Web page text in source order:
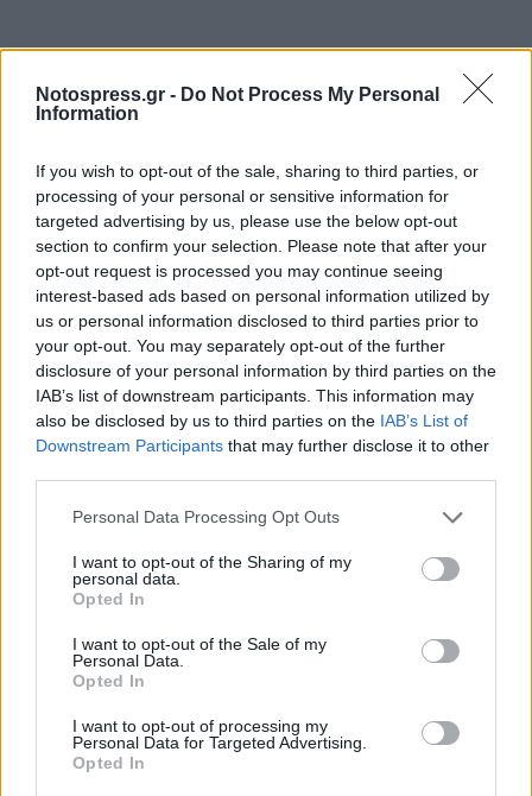
Notospress.gr - Do Not Process My Personal
Information
If you wish to opt-out of the sale, sharing to third parties, or
processing of your personal or sensitive information for
targeted advertising by us, please use the below opt-out
section to confirm your selection. Please note that after your
opt-out request is processed you may continue seeing
interest-based ads based on personal information utilized by
us or personal information disclosed to third parties prior to
your opt-out. You may separately opt-out of the further
disclosure of your personal information by third parties on the
IAB’s list of downstream participants. This information may
also be disclosed by us to third parties on the IAB’s List of
Downstream Participants that may further disclose it to other
Personal Data Processing Opt Outs
I want to opt-out of the Sharing of my
personal data.
Opted In
I want to opt-out of the Sale of my
Personal Data.
Opted In
I want to opt-out of processing my
Personal Data for Targeted Advertising.
Opted In
Σχετικά Άρθρα
Τι προβάλλουν τα Cinema σε επτά πόλεις της
Πελοποννήσου